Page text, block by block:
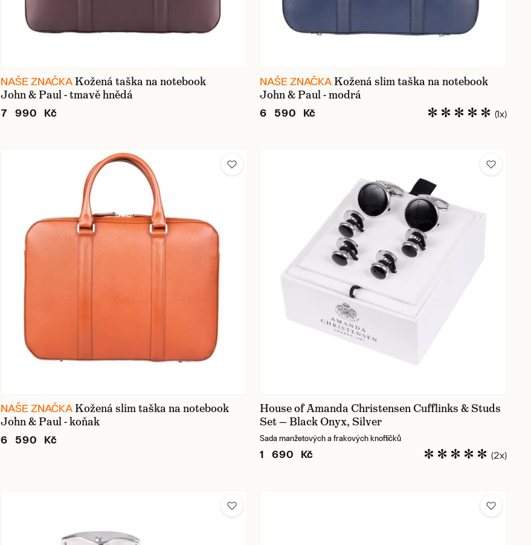
NAŠE ZNAČKA Kožená taška na notebook
John & Paul - tmavě hnědá
7 990 Kč
NAŠE ZNAČKAKožená slim taška na notebook
John & Paul - modrá
6 590 Kč (1x)
NAŠE ZNAČKA Kožená slim taška na notebook
John & Paul - koňak
6 590 Kč
House of Amanda Christensen Cufflinks & Studs
Set — Black Onyx, Silver
Sada manžetových a frakových knoflíčků
1 690 Kč (2x)